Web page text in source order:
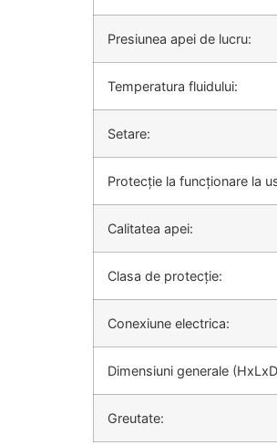
Presiunea apei de lucru:
Temperatura fluidului:
Setare:
Protecție la funcționare la
Calitatea apei:
Clasa de protecție:
Conexiune electrica:
Dimensiuni generale
Greutate: